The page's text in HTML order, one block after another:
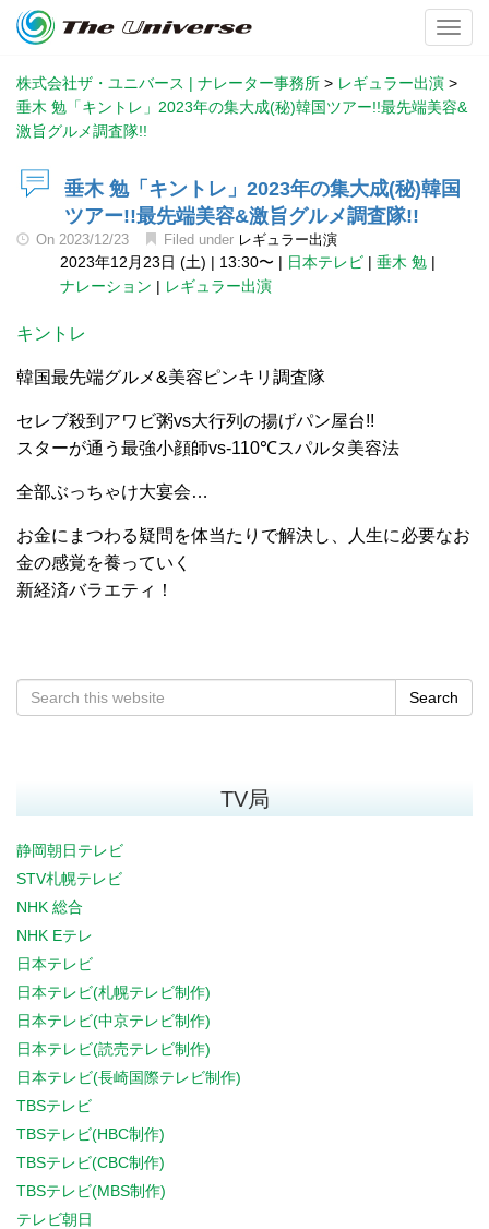
株式会社ザ・ユニバース | ナレーター事務所 > レギュラー出演 >
垂木 勉「キントレ」2023年の集大成(秘)韓国ツアー!!最先端美容&
激旨グルメ調査隊!!
垂木 勉「キントレ」2023年の集大成(秘)韓国
ツアー!!最先端美容&激旨グルメ調査隊!!
On 2023/12/23 Filed under レギュラー出演
2023年12月23日 (土) | 13:30〜 | 日本テレビ | 垂木 勉 |
ナレーション | レギュラー出演
キントレ
韓国最先端グルメ&美容ピンキリ調査隊
セレブ殺到アワビ粥vs大行列の揚げパン屋台!!
スターが通う最強小顔師vs-110℃スパルタ美容法
全部ぶっちゃけ大宴会…
お金にまつわる疑問を体当たりで解決し、人生に必要なお
金の感覚を養っていく
新経済バラエティ！
Search
TV局
静岡朝日テレビ
STV札幌テレビ
NHK 総合
NHK Eテレ
日本テレビ
日本テレビ(札幌テレビ制作)
日本テレビ(中京テレビ制作)
日本テレビ(読売テレビ制作)
日本テレビ(長崎国際テレビ制作)
TBSテレビ
TBSテレビ(HBC制作)
TBSテレビ(CBC制作)
TBSテレビ(MBS制作)
テレビ朝日